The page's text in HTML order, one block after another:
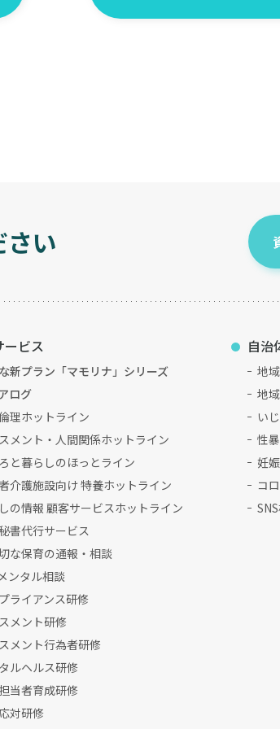
い
ービス
新プラン「マモリナ」シリーズ
ログ
理ホットライン
メント・人間関係ホットライン
と暮らしのほっとライン
介護施設向け 特養ホットライン
の情報 顧客サービスホットライン
書代行サービス
な保育の通報・相談
ンタル相談
ライアンス研修
メント研修
メント行為者研修
ルヘルス研修
当者育成研修
対研修
自治
地
地
い
性
妊
コ